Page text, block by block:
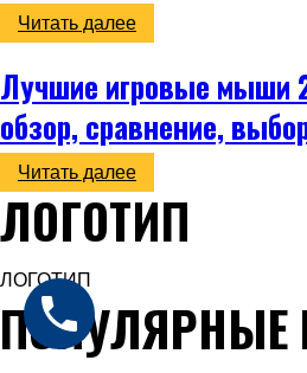
Читать далее
Лучшие игровые мыши
обзор, сравнение,
Читать далее
ЛОГОТИП
ЛОГОТИП
ПОПУЛЯРНЫЕ